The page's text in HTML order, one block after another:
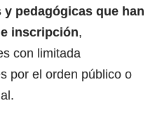
pedagógicas que han
inscripción,
con limitada
por el orden público o